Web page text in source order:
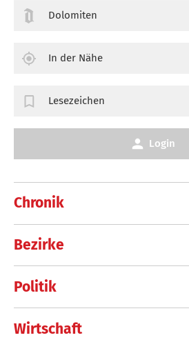
Chronik
Bezirke
Politik
Wirtschaft
Dolomiten
In der Nähe
Lesezeichen
Login